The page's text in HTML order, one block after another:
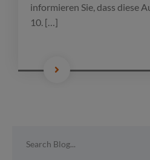
informieren Sie, dass diese
10. […]